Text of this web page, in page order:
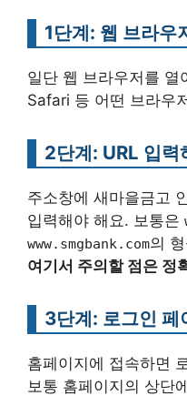
1단계: 웹 브라우
일단 웹 브라우저를
Safari 등 어떤 브라우
2단계: URL 입력
주소창에 새마을금고
입력해야 해요. 보통은
www.smgbank.com의
여기서 주의할 점은 정
3단계: 로그인 페
홈페이지에 접속하면
보통 홈페이지의 상단